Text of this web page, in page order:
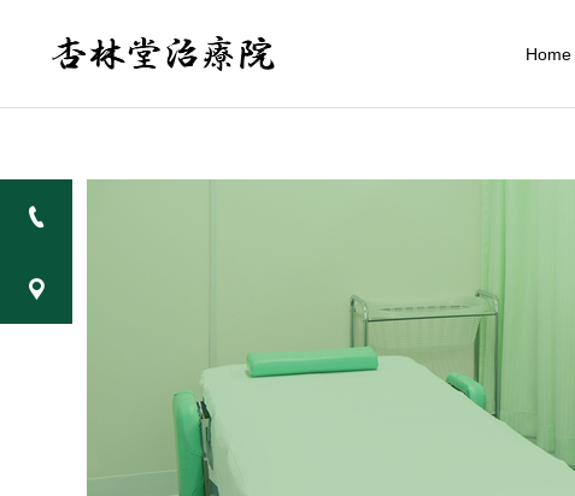
Home
腰痛・肩こり・関節痛と
お知らせ
１月の休診日